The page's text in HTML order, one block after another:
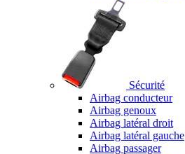
Sécurité
Airbag conducteur
Airbag genoux
Airbag latéral droit
Airbag latéral gauche
Airbag passager